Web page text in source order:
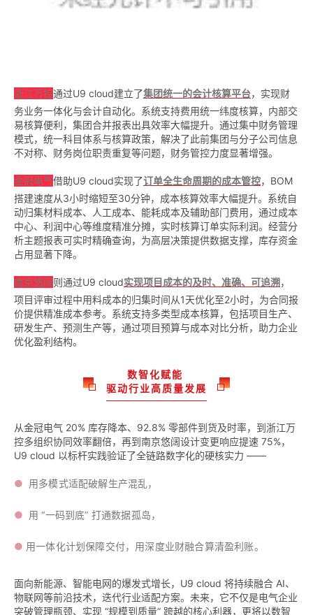
浙江万控通过U9 cloud建立了集团统一的会计核算平台，实现财
务业务一体化与会计自动化。系统支持费用统一纬度核算，内部交
易核算便利，集团合并报表出具效率大幅提升。通过集中财务管理
模式，统一科目体系与核算政策，解决了此前集团与分子公司信息
不对称、财务岗位职责重复等问题，财务管控力度显著增强。
金冠电气借助U9 cloud实现了订单全生命周期的成本管控，BOM
搭建速度从3小时缩短至30分钟，成本核算效率大幅提升。系统自
动归集材料成本、人工成本、能耗成本及辅助部门费用，通过成本
中心、利润中心等维度精准分摊，实时核算订单实际利润。经营分
析主题报表可实时精确查询，为高层决策提供数据支撑，库存资金
占用显著下降。
南京悠阔则通过U9 cloud实现项目成本的及时、准确、可追溯，
项目评审过程中用料成本的归集时间从1天优化至2小时，为合同报
价提供精准成本参考。系统支持多类型成本核算，包括项目生产、
研发生产、预测生产等，通过项目预算与成本对比分析，助力企业
优化盈利结构。
数智化赋能
驱动行业高质量发展
从金冠电气 20% 库存降本、92.8% 零部件到货及时率，到浙江万
控多组织协同效率翻倍，再到南京悠阔设计变更响应提速 75%，
U9 cloud 以标杆实践验证了全链路数字化的硬核实力 ——
● 用多模式适配破解生产混乱，
● 用 “一码到底” 打通数据孤岛，
● 用一体化计划保障交付，用深度业财融合算清盈利账。
面向新能源、智能电网的爆发式增长，U9 cloud 将持续融合 AI、
物联网等前沿技术，迭代行业适配方案。未来，它不仅是电气企业
突破管理瓶颈、实现 “规模到质量” 跨越的核心利器，更将以数智